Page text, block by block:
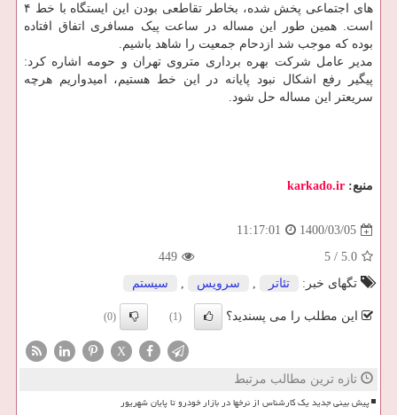
های اجتماعی پخش شده، بخاطر تقاطعی بودن این ایستگاه با خط ۴
است. همین طور این مساله در ساعت پیک مسافری اتفاق افتاده
بوده که موجب شد ازدحام جمعیت را شاهد باشیم.
مدیر عامل شرکت بهره برداری متروی تهران و حومه اشاره کرد:
پیگیر رفع اشکال نبود پایانه در این خط هستیم، امیدواریم هرچه
سریعتر این مساله حل شود.
منبع: karkado.ir
1400/03/05
11:17:01
5.0
/
5
449
تگهای خبر:
تئاتر , سرویس , سیستم
این مطلب را می پسندید؟ (1)
(0)
X
تازه ترین مطالب مرتبط
پیش بینی جدید یک کارشناس از نرخها در بازار خودرو تا پایان شهریور